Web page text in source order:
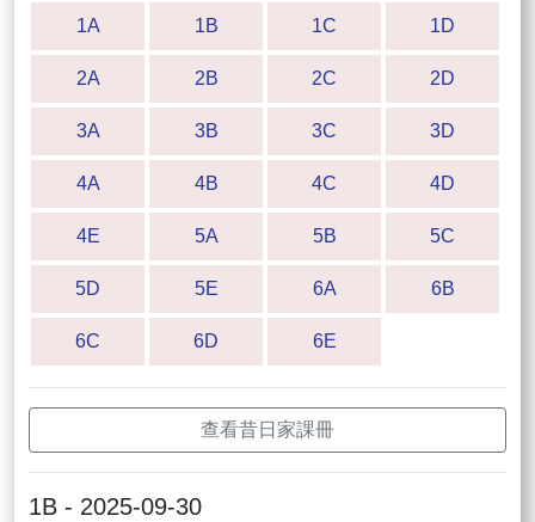
1A 1B 1C 1D
2A 2B 2C 2D
3A 3B 3C 3D
4A 4B 4C 4D
4E 5A 5B 5C
5D 5E 6A 6B
6C 6D 6E
查看昔日家課冊
1B - 2025-09-30